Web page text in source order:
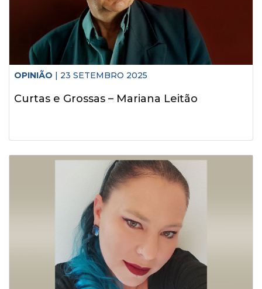
OPINIÃO | 23 SETEMBRO 2025
Curtas e Grossas – Mariana Leitão